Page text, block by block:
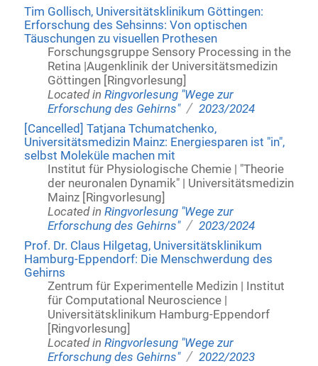
Tim Gollisch, Universitätsklinikum Göttingen:
Erforschung des Sehsinns: Von optischen
Täuschungen zu visuellen Prothesen
Forschungsgruppe Sensory Processing in the
Retina |Augenklinik der Universitätsmedizin
Göttingen [Ringvorlesung]
Located inRingvorlesung "Wege zur
Erforschung des Gehirns" / 2023/2024
[Cancelled] Tatjana Tchumatchenko,
Universitätsmedizin Mainz: Energiesparen ist "in",
selbst Moleküle machen mit
Institut für Physiologische Chemie | "Theorie
der neuronalen Dynamik" | Universitätsmedizin
Mainz [Ringvorlesung]
Located inRingvorlesung "Wege zur
Erforschung des Gehirns" / 2023/2024
Prof. Dr. Claus Hilgetag, Universitätsklinikum
Hamburg-Eppendorf: Die Menschwerdung des
Gehirns
Zentrum für Experimentelle Medizin | Institut
für Computational Neuroscience |
Universitätsklinikum Hamburg-Eppendorf
[Ringvorlesung]
Located inRingvorlesung "Wege zur
Erforschung des Gehirns" / 2022/2023